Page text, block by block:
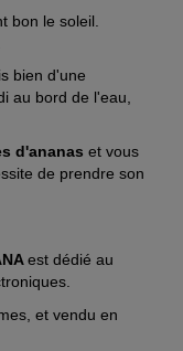
bon le soleil.
bien d'une
au bord de l'eau,
d'ananas et vous
de prendre son
est dédié au
et vendu en